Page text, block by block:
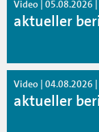
Video | 05.08.2026 |
aktueller
Video | 04.08.2026 |
aktueller